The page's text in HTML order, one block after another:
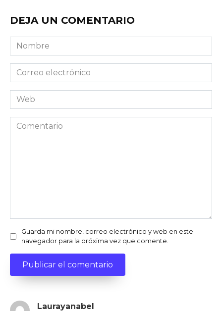
DEJA UN COMENTARIO
Nombre
Correo
electrónico
Web
Comentario
Guarda mi nombre, correo electrónico y web en este
navegador para la próxima vez que comente.
Laurayanabel